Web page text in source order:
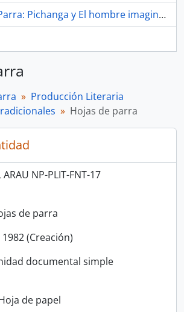
Pichanga y El hombre imaginario
Producción Literaria
Hojas de parra
ARAU NP-PLIT-FNT-17
de parra
1982 (Creación)
documental simple
de papel